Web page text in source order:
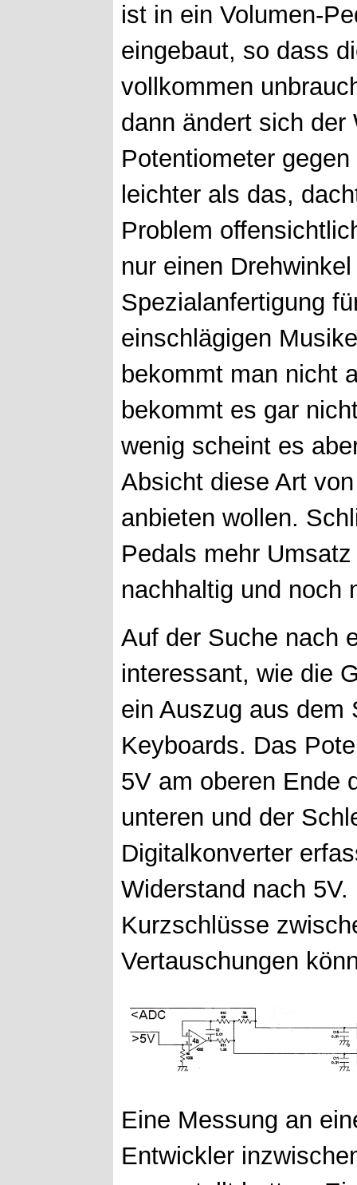
ist in ein Volumen-
eingebaut, so dass
vollkommen
dann ändert sich
Potentiometer
leichter als das,
Problem
nur einen
Spezialanfertigung
einschlägigen
bekommt man nicht
bekommt es gar
wenig scheint es
Absicht diese Art
anbieten wollen.
Pedals mehr
nachhaltig und noch
Auf der Suche nach
interessant, wie die
ein Auszug aus dem
Keyboards. Das
5V am oberen Ende
unteren und der
Digitalkonverter
Widerstand nach
Kurzschlüsse
Vertauschungen
Eine Messung an
Entwickler